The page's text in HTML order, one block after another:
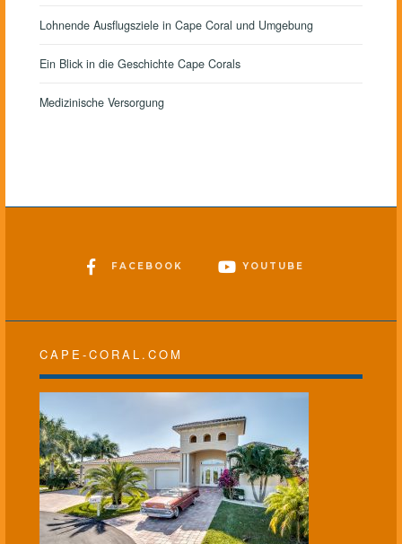
Lohnende Ausflugsziele in Cape Coral und Umgebung
Ein Blick in die Geschichte Cape Corals
Medizinische Versorgung
FACEBOOK YOUTUBE
CAPE-CORAL.COM